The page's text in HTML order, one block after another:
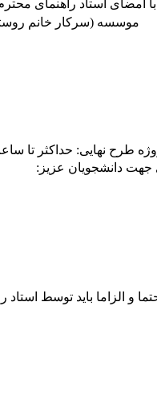
موسسه (سرکار خانم
نهایی: حداکثر تا ساعت ۱۲ روز چهارشنبه ۲۴ تیر
دانشجویان عزیز:
و الزاما باید توسط استاد